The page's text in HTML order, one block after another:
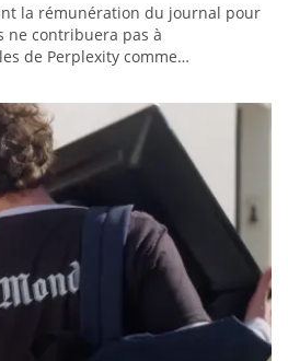
la rémunération du journal pour
ne contribuera pas à
de Perplexity comme…